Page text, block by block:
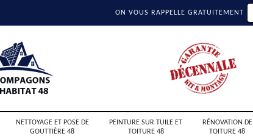
ON VOUS RAPPELLE GRATUITEMENT
NETTOYAGE ET POSE DE
GOUTTIÈRE 48
PEINTURE SUR TUILE ET
TOITURE 48
RÉNOVATION DE
TOITURE 48